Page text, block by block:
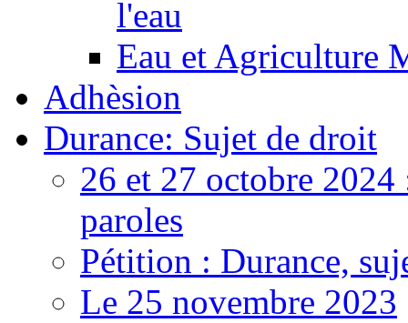
l'eau
Eau et Agriculture
Adhèsion
Durance: Sujet de droit
26 et 27 octobre 2024
paroles
Pétition : Durance,
Le 25 novembre 2023